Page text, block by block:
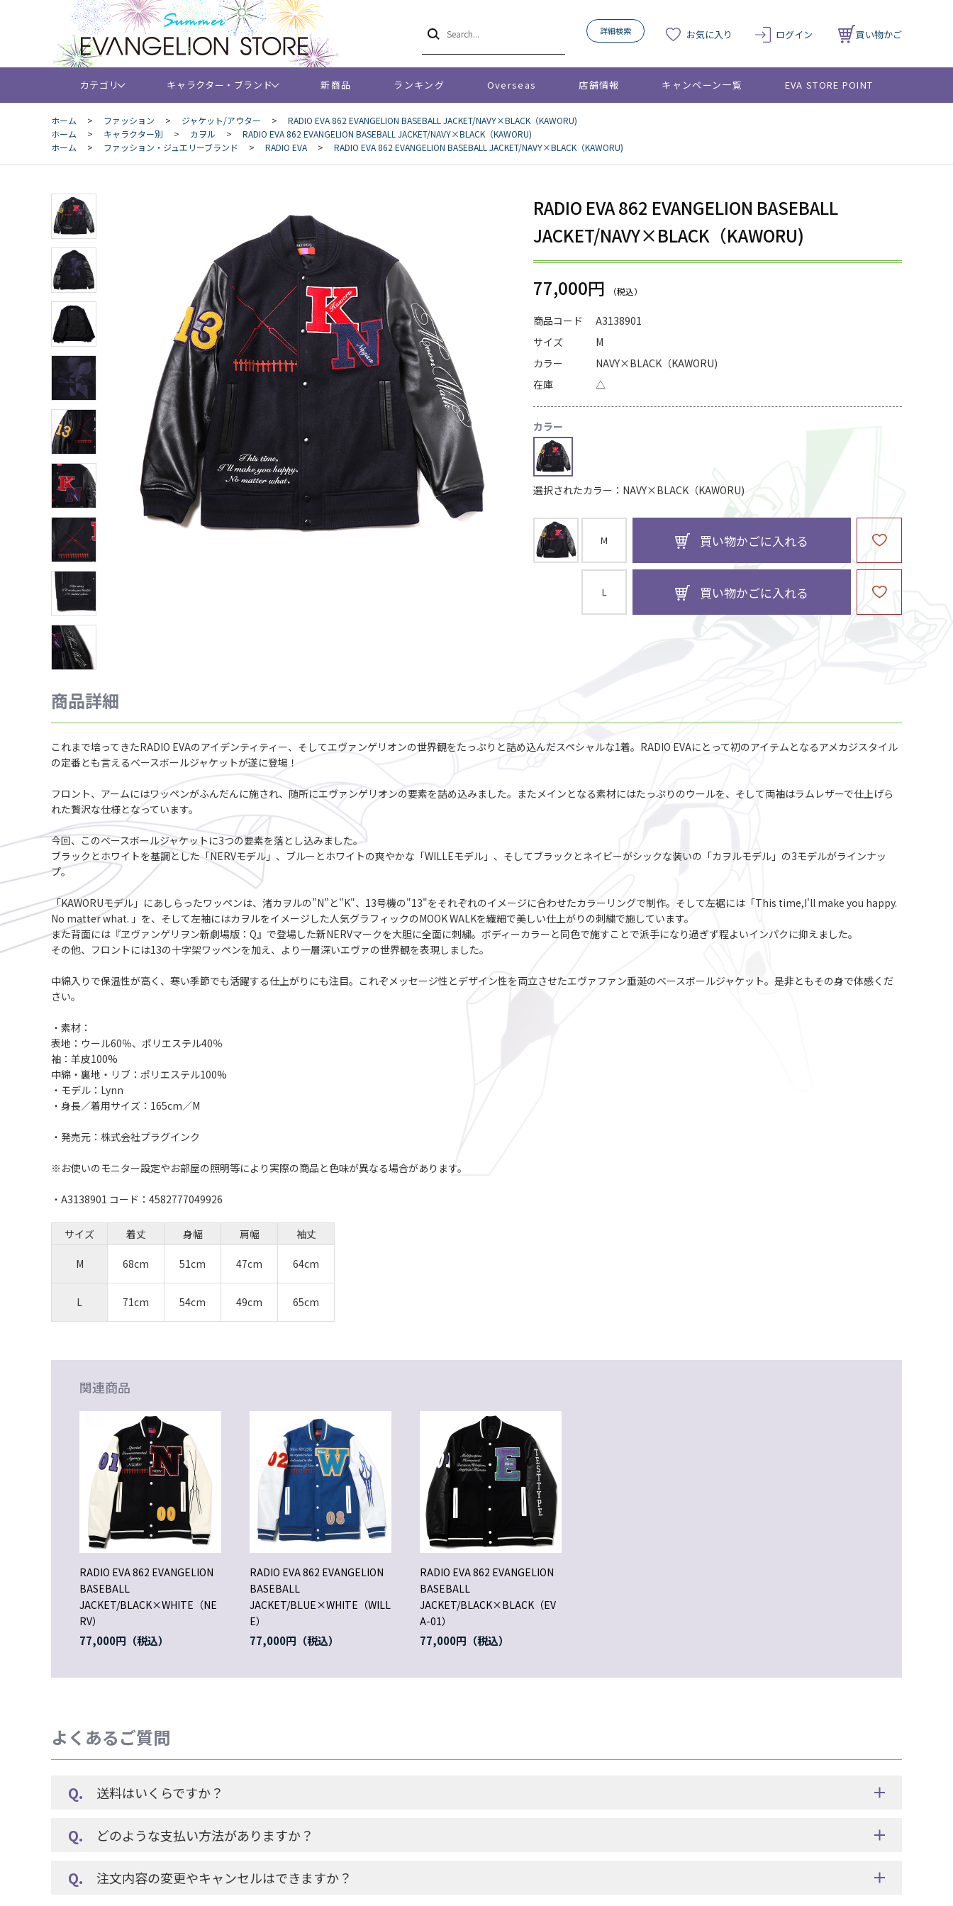
詳細検索 お気に入り ログイン 買い物かご
カテゴリ キャラクター・ブランド 新商品 ランキング Overseas 店舗情報 キャンペーン一覧 EVA STORE POINT
ホーム > ファッション > ジャケット/アウター >
RADIO EVA 862 EVANGELION BASEBALL JACKET/NAVY×BLACK（KAWORU)
ホーム
> キャラクター別 > カヲル >
RADIO EVA 862 EVANGELION BASEBALL JACKET/NAVY×BLACK（KAWORU)
ホーム
> ファッション・ジュエリーブランド > RADIO EVA > RADIO EVA 862 EVANGELION BASEBALL JACKET/NAVY×BLACK（KAWORU)
RADIO EVA 862 EVANGELION BASEBALL
JACKET/NAVY×BLACK（KAWORU)
77,000円
商品コード
A3138901
サイズ
M
カラー
NAVY×BLACK（KAWORU)
在庫
△
カラー
選択されたカラー：NAVY×BLACK（KAWORU)
M 買い物かごに入れる
L 買い物かごに入れる
商品詳細
これまで培ってきたRADIO EVAのアイデンティティー、そしてエヴァンゲリオンの世界観をたっぷりと詰め込んだスペシャルな1着。RADIO EVAにとって初のアイテムとなるアメカジスタイル
の定番とも言えるベースボールジャケットが遂に登場！
フロント、アームにはワッペンがふんだんに施され、随所にエヴァンゲリオンの要素を詰め込みました。またメインとなる素材にはたっぷりのウールを、そして両袖はラムレザーで仕上げら
れた贅沢な仕様となっています。
今回、このベースボールジャケットに3つの要素を落とし込みました。
ブラックとホワイトを基調とした「NERVモデル」、ブルーとホワイトの爽やかな「WILLEモデル」、そしてブラックとネイビーがシックな装いの「カヲルモデル」の3モデルがラインナッ
プ。
「KAWORUモデル」にあしらったワッペンは、渚カヲルの”N”と"K"、13号機の"13"をそれぞれのイメージに合わせたカラーリングで制作。そして左裾には「This time,I'll make you happy.
No matter what. 」を、そして左袖にはカヲルをイメージした人気グラフィックのMOOK WALKを繊細で美しい仕上がりの刺繍で施しています。
また背面には『ヱヴァンゲリヲン新劇場版：Q』で登場した新NERVマークを大胆に全面に刺繍。ボディーカラーと同色で施すことで派手になり過ぎず程よいインパクに抑えました。
その他、フロントには13の十字架ワッペンを加え、より一層深いエヴァの世界観を表現しました。
中綿入りで保温性が高く、寒い季節でも活躍する仕上がりにも注目。これぞメッセージ性とデザイン性を両立させたエヴァファン垂涎のベースボールジャケット。是非ともその身で体感くだ
さい。
・素材：
表地：ウール60％、ポリエステル40％
袖：羊皮100%
中綿・裏地・リブ：ポリエステル100%
・モデル：Lynn
・身長／着用サイズ：165cm／M
・発売元：株式会社プラグインク
※お使いのモニター設定やお部屋の照明等により実際の商品と色味が異なる場合があります。
・A3138901 コード：4582777049926
サイズ 着丈 身幅 肩幅 袖丈
M 68cm 51cm 47cm 64cm
L 71cm 54cm 49cm 65cm
関連商品
RADIO EVA 862 EVANGELION
BASEBALL
JACKET/BLACK×WHITE（NE
RV）
77,000円
RADIO EVA 862 EVANGELION
BASEBALL
JACKET/BLUE×WHITE（WILL
E）
77,000円
RADIO EVA 862 EVANGELION
BASEBALL
JACKET/BLACK×BLACK（EV
A-01）
77,000円
よくあるご質問
送料はいくらですか？
どのような支払い方法がありますか？
注文内容の変更やキャンセルはできますか？